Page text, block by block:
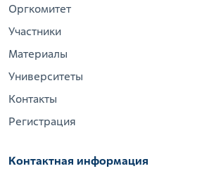
Оргкомитет
Участники
Материалы
Университеты
Контакты
Регистрация
Контактная информация